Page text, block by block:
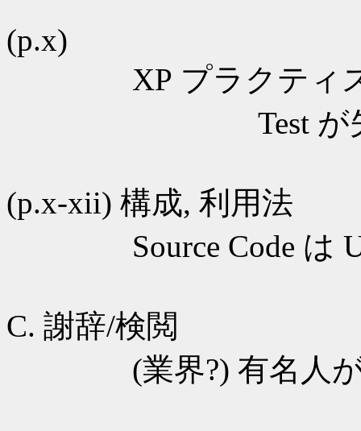
(p.x)
XP プラクティスで
Test が失敗す
(p.x-xii) 構成, 利用法
Source Code は
C. 謝辞/検閲
(業界?) 有名人が沢